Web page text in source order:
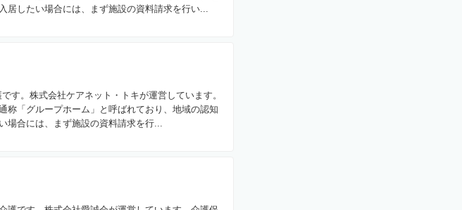
したい場合には、まず施設の資料請求を行い...
す。株式会社ケアネット・トキが運営しています。
称「グループホーム」と呼ばれており、地域の認知
場合には、まず施設の資料請求を行...